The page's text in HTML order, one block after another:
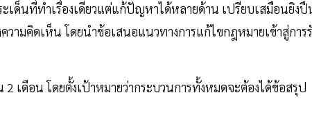
ด็นที่ทำเรื่องเดียวแต่แก้ปัญหาได้หลายด้าน เปรียบเสมือนยิง
ามคิดเห็น โดยนำข้อเสนอแนวทางการแก้ไขกฎหมายเข้าสู่การ
เดือน โดยตั้งเป้าหมายว่ากระบวนการทั้งหมดจะต้องได้ข้อสรุป